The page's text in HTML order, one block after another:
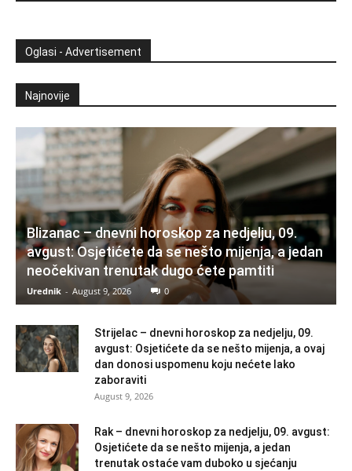
Oglasi - Advertisement
Najnovije
Blizanac – dnevni horoskop za nedjelju, 09.
avgust: Osjetićete da se nešto mijenja, a jedan
neočekivan trenutak dugo ćete pamtiti
Urednik - August 9, 2026 0
Strijelac – dnevni horoskop za nedjelju, 09.
avgust: Osjetićete da se nešto mijenja, a ovaj
dan donosi uspomenu koju nećete lako
zaboraviti
August 9, 2026
Rak – dnevni horoskop za nedjelju, 09. avgust:
Osjetićete da se nešto mijenja, a jedan
trenutak ostaće vam duboko u sjećanju